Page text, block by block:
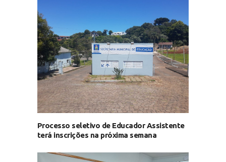
Processo seletivo de Educador Assistente
terá inscrições na próxima semana